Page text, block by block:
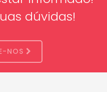
dúvidas!
NOS